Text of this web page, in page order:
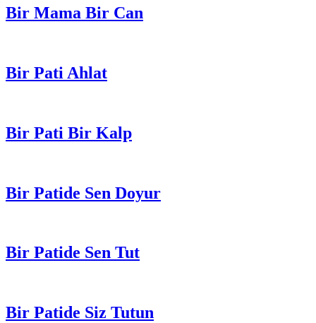
Bir Mama Bir Can
Bir Pati Ahlat
Bir Pati Bir Kalp
Bir Patide Sen Doyur
Bir Patide Sen Tut
Bir Patide Siz Tutun